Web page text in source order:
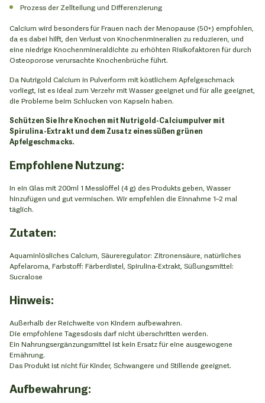
Prozess der Zellteilung und Differenzierung
Calcium wird besonders für Frauen nach der Menopause (50+) empfohlen,
da es dabei hilft, den Verlust von Knochenmineralien zu reduzieren, und
eine niedrige Knochenmineraldichte zu erhöhten Risikofaktoren für durch
Osteoporose verursachte Knochenbrüche führt.
Da Nutrigold Calcium in Pulverform mit köstlichem Apfelgeschmack
vorliegt, ist es ideal zum Verzehr mit Wasser geeignet und für alle geeignet,
die Probleme beim Schlucken von Kapseln haben.
Schützen Sie Ihre Knochen mit Nutrigold-Calciumpulver mit
Spirulina-Extrakt und dem Zusatz eines süßen grünen
Apfelgeschmacks.
Empfohlene Nutzung:
In ein Glas mit 200ml 1 Messlöffel (4 g) des Produkts geben, Wasser
hinzufügen und gut vermischen. Wir empfehlen die Einnahme 1–2 mal
täglich.
Zutaten:
Aquaminlösliches Calcium, Säureregulator: Zitronensäure, natürliches
Apfelaroma, Farbstoff: Färberdistel, Spirulina-Extrakt, Süßungsmittel:
Sucralose
Hinweis:
Außerhalb der Reichweite von Kindern aufbewahren.
Die empfohlene Tagesdosis darf nicht überschritten werden.
Ein Nahrungsergänzungsmittel ist kein Ersatz für eine ausgewogene
Ernährung.
Das Produkt ist nicht für Kinder, Schwangere und Stillende geeignet.
Aufbewahrung: